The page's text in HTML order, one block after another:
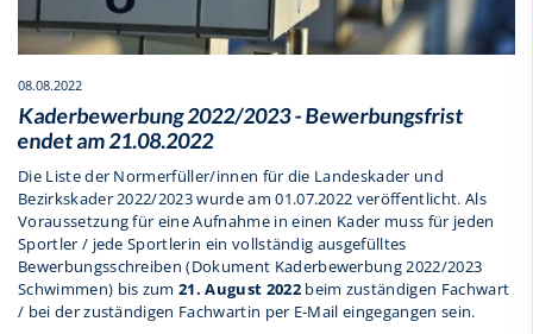
08.08.2022
Kaderbewerbung 2022/2023 - Bewerbungsfrist
endet am 21.08.2022
Die Liste der Normerfüller/innen für die Landeskader und
Bezirkskader 2022/2023 wurde am 01.07.2022 veröffentlicht. Als
Voraussetzung für eine Aufnahme in einen Kader muss für jeden
Sportler / jede Sportlerin ein vollständig ausgefülltes
Bewerbungsschreiben (Dokument Kaderbewerbung 2022/2023
Schwimmen) bis zum21. August 2022beim zuständigen Fachwart
/ bei der zuständigen Fachwartin per E-Mail eingegangen sein.